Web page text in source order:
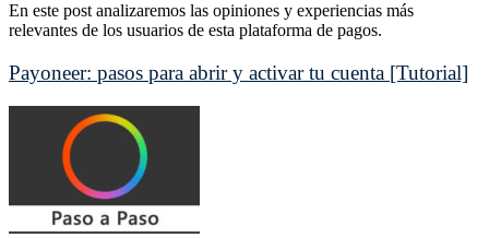
En este post analizaremos las opiniones y experiencias más
relevantes de los usuarios de esta plataforma de pagos.
Payoneer: pasos para abrir y activar tu cuenta [Tutorial]